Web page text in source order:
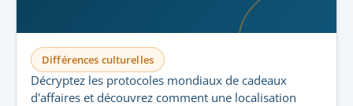
Différences culturelles
Décryptez les protocoles mondiaux de cadeaux
d'affaires et découvrez comment une localisation